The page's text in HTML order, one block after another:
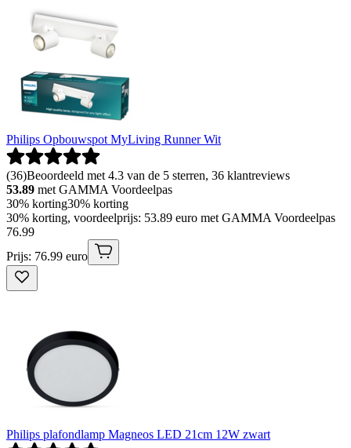
Philips Opbouwspot MyLiving Runner Wit
(36)Beoordeeld met 4.3 van de 5 sterren, 36 klantreviews
53.89 met GAMMA Voordeelpas
30% korting30% korting
30% korting, voordeelprijs: 53.89 euro met GAMMA Voordeelpas
76.99
Prijs: 76.99 euro
Philips plafondlamp Magneos LED 21cm 12W zwart